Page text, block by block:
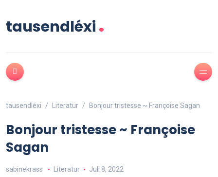
tausendléxi.
tausendléxi Literatur Bonjour tristesse ~ Françoise Sagan
Bonjour tristesse ~ Françoise
Sagan
sabinekrass Literatur Juli 8, 2022